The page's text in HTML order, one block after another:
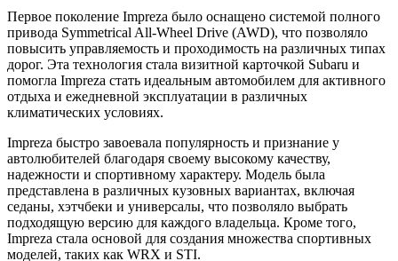
Первое поколение Impreza было оснащено системой полного
привода Symmetrical All-Wheel Drive (AWD), что позволяло
повысить управляемость и проходимость на различных типах
дорог. Эта технология стала визитной карточкой Subaru и
помогла Impreza стать идеальным автомобилем для активного
отдыха и ежедневной эксплуатации в различных
климатических условиях.
Impreza быстро завоевала популярность и признание у
автолюбителей благодаря своему высокому качеству,
надежности и спортивному характеру. Модель была
представлена в различных кузовных вариантах, включая
седаны, хэтчбеки и универсалы, что позволяло выбрать
подходящую версию для каждого владельца. Кроме того,
Impreza стала основой для создания множества спортивных
моделей, таких как WRX и STI.